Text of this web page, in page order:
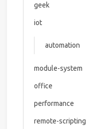
geek
iot
automation
module-system
office
performance
remote-scripting